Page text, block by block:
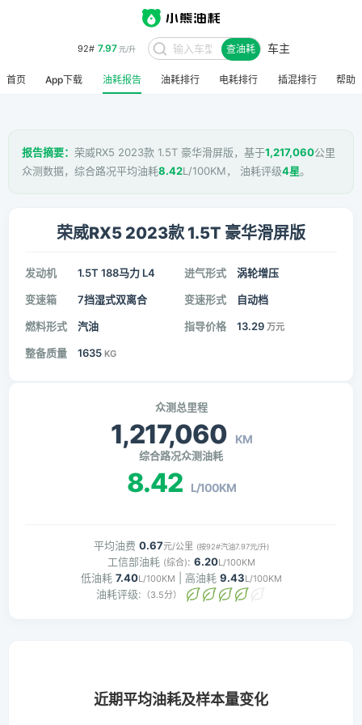
92# 7.97元/升 查油耗 车主
首页 App下载 油耗报告 油耗排行 电耗排行 插混排行 帮助
报告摘要： 荣威RX5 2023款 1.5T 豪华滑屏版，基于1,217,060公里
众测数据，综合路况平均油耗8.42L/100KM， 油耗评级4星。
荣威RX5 2023款 1.5T 豪华滑屏版
发动机 1.5T 188马力 L4 进气形式 涡轮增压
变速箱 7挡湿式双离合 变速形式 自动档
燃料形式 汽油 指导价格 13.29 万元
整备质量 1635 KG
众测总里程
1,217,060 KM
综合路况众测油耗
8.42 L/100KM
平均油费 0.67元/公里 (按92#汽油7.97元/升)
工信部油耗 (综合): 6.20L/100KM
低油耗 7.40L/100KM | 高油耗 9.43L/100KM
油耗评级: （3.5分）